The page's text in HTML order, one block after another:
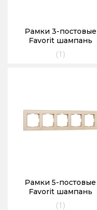
Рамки 3-постовые
Favorit шампань
(1)
Рамки 5-постовые
Favorit шампань
(1)